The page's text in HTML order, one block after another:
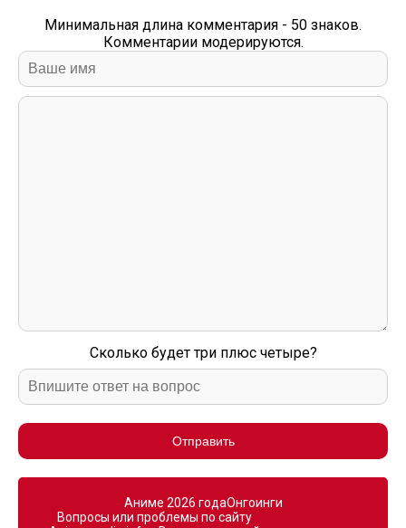
Минимальная длина комментария - 50 знаков.
Комментарии модерируются.
Сколько будет три плюс четыре?
Отправить
Аниме 2026 годаОнгоинги
Вопросы или проблемы по сайту